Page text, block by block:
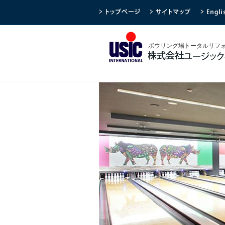
ボウリング場トータルリフ